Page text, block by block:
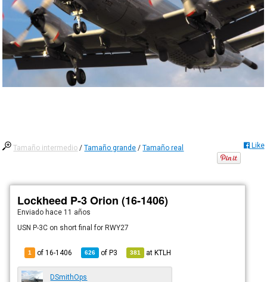
Tamaño intermedio /Tamaño grande /Tamaño real Like
Lockheed P-3 Orion (16-1406)
Enviado hace 11 años
USN P-3C on short final for RWY27
1 of 16-1406 626 ofP3 381 atKTLH
DSmithOps